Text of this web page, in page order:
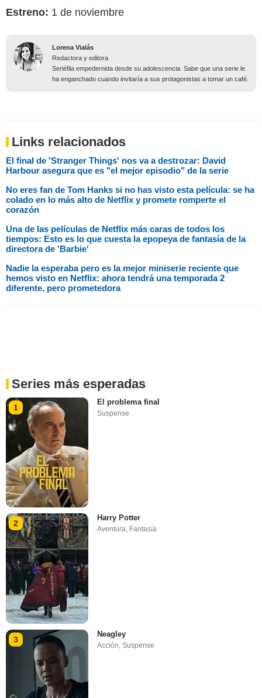
Estreno: 1 de noviembre
Lorena Vialás
Redactora y editora
Seriéfila empedernida desde su adolescencia. Sabe que una serie le
ha enganchado cuando invitaría a sus protagonistas a tomar un café.
Links relacionados
El final de 'Stranger Things' nos va a destrozar: David
Harbour asegura que es "el mejor episodio" de la serie
No eres fan de Tom Hanks si no has visto esta película: se ha
colado en lo más alto de Netflix y promete romperte el
corazón
Una de las películas de Netflix más caras de todos los
tiempos: Esto es lo que cuesta la epopeya de fantasía de la
directora de 'Barbie'
Nadie la esperaba pero es la mejor miniserie reciente que
hemos visto en Netflix: ahora tendrá una temporada 2
diferente, pero prometedora
Series más esperadas
1
El problema final
Suspense
2
Harry Potter
Aventura, Fantasía
3
Neagley
Acción ,Suspense